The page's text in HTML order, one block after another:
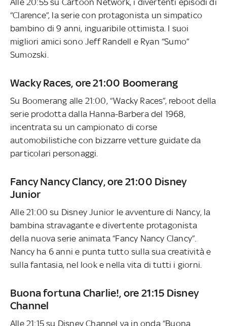
Alle 20:55 su Cartoon Network, i divertenti episodi di
“Clarence”, la serie con protagonista un simpatico
bambino di 9 anni, inguaribile ottimista. I suoi
migliori amici sono Jeff Randell e Ryan “Sumo”
Sumozski.
Wacky Races, ore 21:00 Boomerang
Su Boomerang alle 21:00, “Wacky Races”, reboot della
serie prodotta dalla Hanna-Barbera del 1968,
incentrata su un campionato di corse
automobilistiche con bizzarre vetture guidate da
particolari personaggi.
Fancy Nancy Clancy, ore 21:00 Disney
Junior
Alle 21:00 su Disney Junior le avventure di Nancy, la
bambina stravagante e divertente protagonista
della nuova serie animata “Fancy Nancy Clancy”.
Nancy ha 6 anni e punta tutto sulla sua creatività e
sulla fantasia, nel look e nella vita di tutti i giorni.
Buona fortuna Charlie!, ore 21:15 Disney
Channel
Alle 21:15 su Disney Channel va in onda “Buona